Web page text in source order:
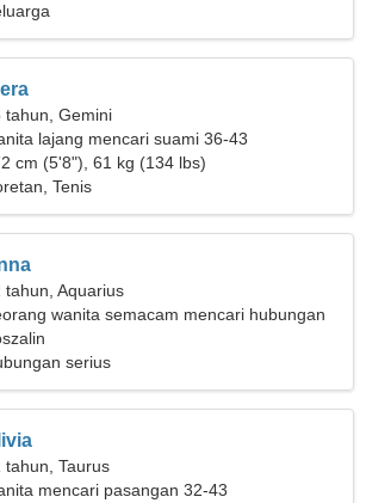
tahun, Gemini
lajang mencari suami 36-43
cm (5'8"), 61 kg (134 lbs)
Tenis
tahun, Aquarius
wanita semacam mencari hubungan
serius
tahun, Taurus
mencari pasangan 32-43